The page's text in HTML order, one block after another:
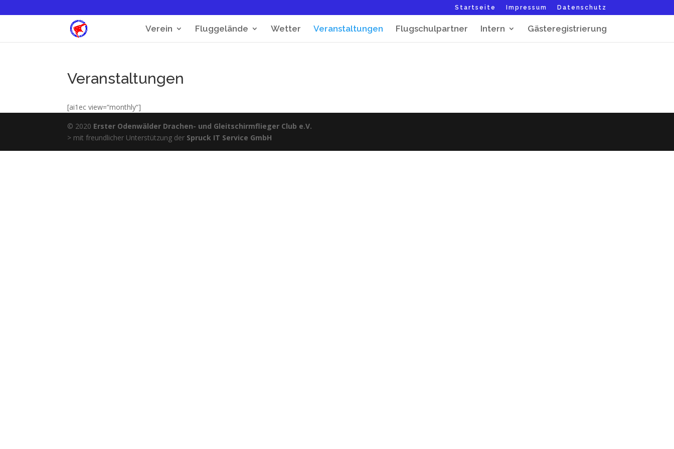
Startseite Impressum Datenschutz
Verein Fluggelände Wetter Veranstaltungen Flugschulpartner Intern Gästeregistrierung
Veranstaltungen
[ai1ec view=“monthly“]
© 2020 Erster Odenwälder Drachen- und Gleitschirmflieger Club e.V.
> mit freundlicher Unterstützung der Spruck IT Service GmbH